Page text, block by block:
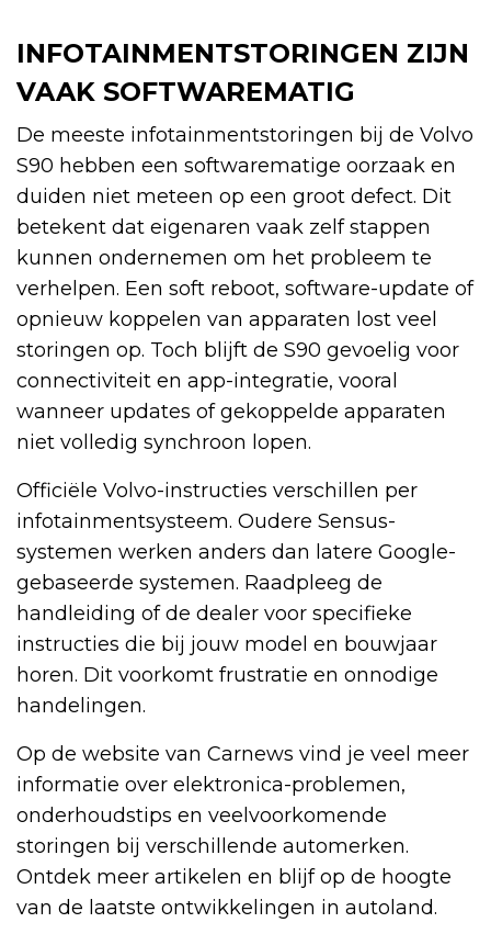
INFOTAINMENTSTORINGEN ZIJN
VAAK SOFTWAREMATIG
De meeste infotainmentstoringen bij de Volvo
S90 hebben een softwarematige oorzaak en
duiden niet meteen op een groot defect. Dit
betekent dat eigenaren vaak zelf stappen
kunnen ondernemen om het probleem te
verhelpen. Een soft reboot, software-update of
opnieuw koppelen van apparaten lost veel
storingen op. Toch blijft de S90 gevoelig voor
connectiviteit en app-integratie, vooral
wanneer updates of gekoppelde apparaten
niet volledig synchroon lopen.
Officiële Volvo-instructies verschillen per
infotainmentsysteem. Oudere Sensus-
systemen werken anders dan latere Google-
gebaseerde systemen. Raadpleeg de
handleiding of de dealer voor specifieke
instructies die bij jouw model en bouwjaar
horen. Dit voorkomt frustratie en onnodige
handelingen.
Op de website van Carnews vind je veel meer
informatie over elektronica-problemen,
onderhoudstips en veelvoorkomende
storingen bij verschillende automerken.
Ontdek meer artikelen en blijf op de hoogte
van de laatste ontwikkelingen in autoland.